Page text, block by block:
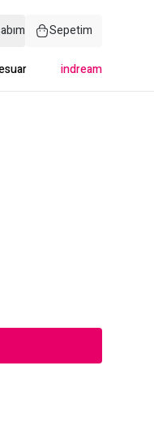
Sepetim
indream